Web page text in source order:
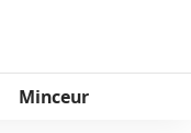
Minceur